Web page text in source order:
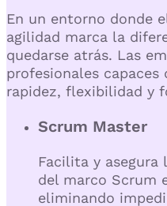
En un entorno donde
agilidad marca la
quedarse atrás. Las
profesionales
rapidez, flexibilidad y
Scrum Master
Facilita y
del marco Scrum
eliminando